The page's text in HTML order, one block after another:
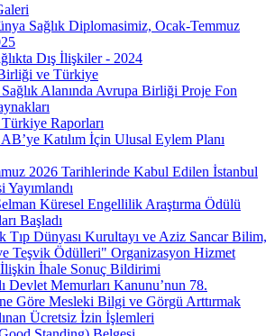
Sağlık Diplomasimiz, Ocak-Temmuz
Dış İlişkiler - 2024
ve Türkiye
Alanında Avrupa Birliği Proje Fon
Raporları
Katılım İçin Ulusal Eylem Planı
2026 Tarihlerinde Kabul Edilen İstanbul
Yayımlandı
Küresel Engellilik Araştırma Ödülü
Başladı
Tıp Dünyası Kurultayı ve Aziz Sancar Bilim,
Teşvik Ödülleri" Organizasyon Hizmet
İlişkin İhale Sonuç Bildirimi
Devlet Memurları Kanunu’nun 78.
Göre Mesleki Bilgi ve Görgü Arttırmak
Ücretsiz İzin İşlemleri